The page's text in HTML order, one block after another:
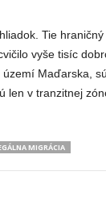
Tie
vyše tisíc
území Maďarska,
len v tranzitnej
MIGRÁCIA